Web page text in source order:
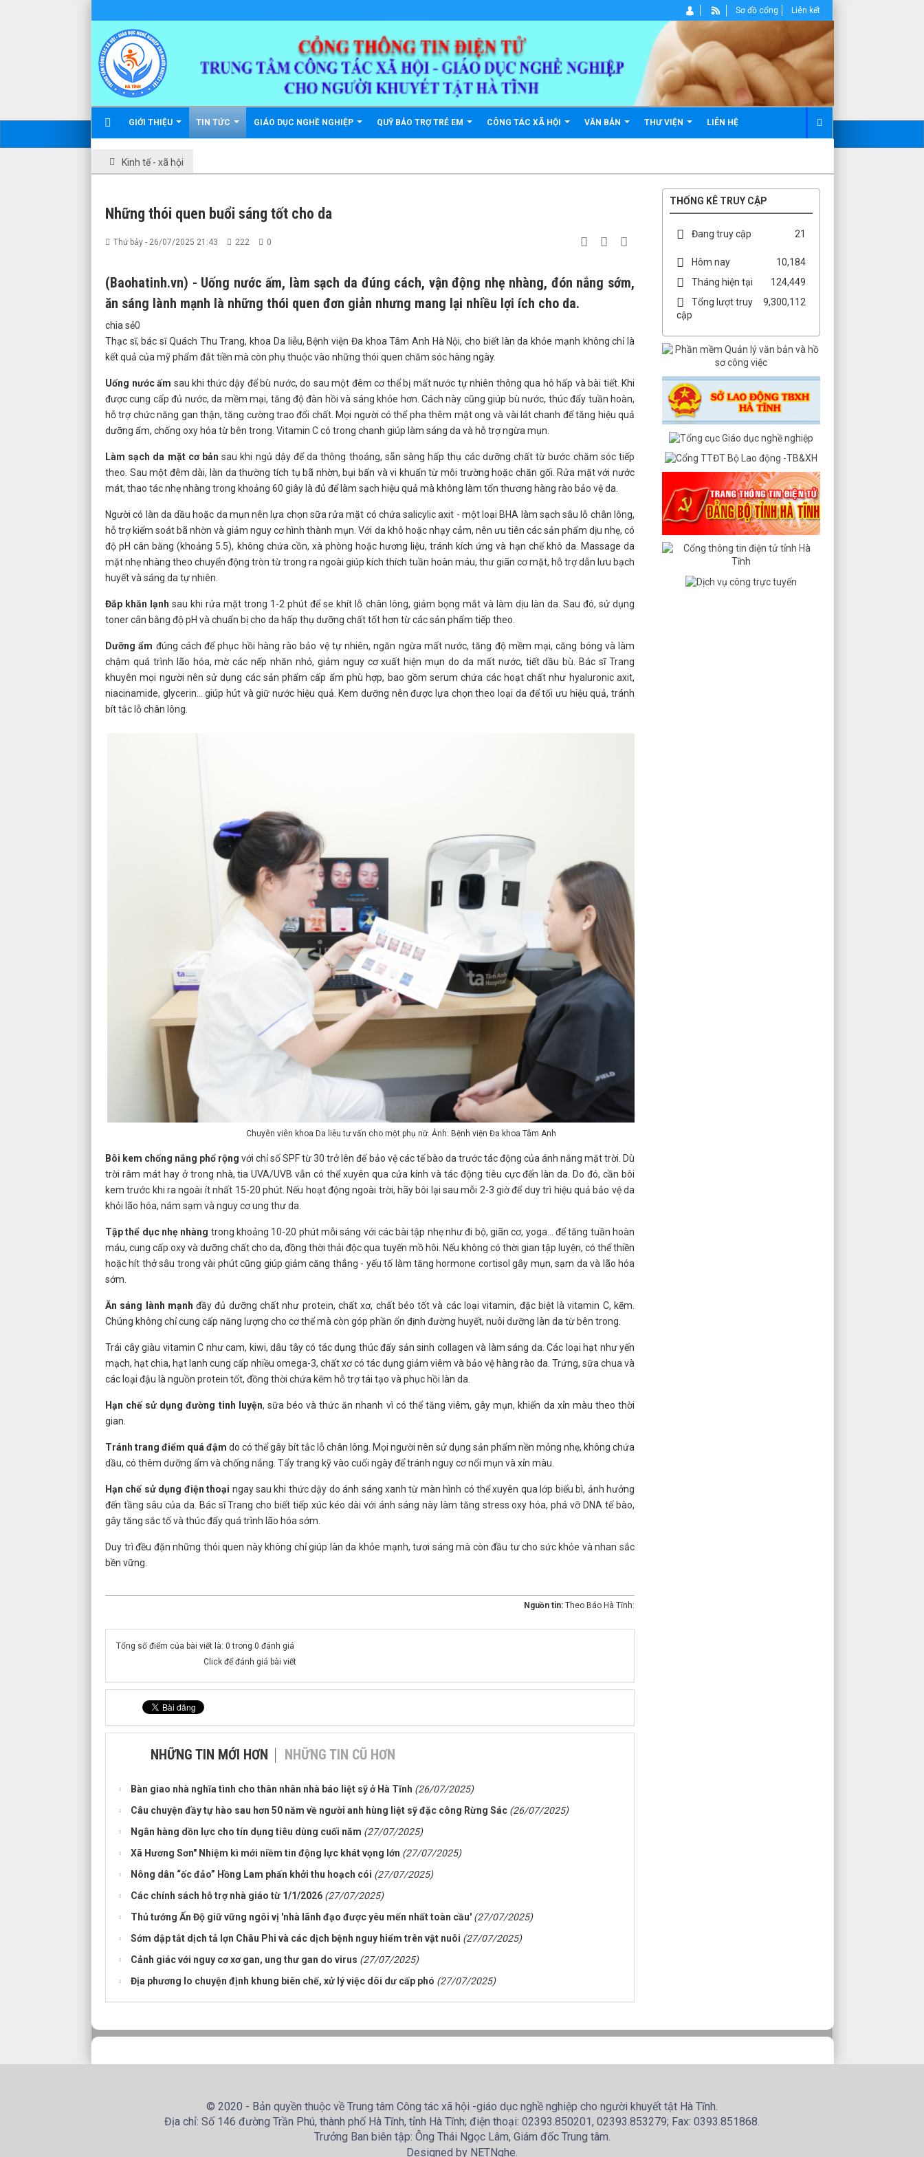
GIỚI THIỆU TIN TỨC GIÁO DỤC NGHỀ NGHIỆP QUỸ BẢO TRỢ TRẺ EM CÔNG TÁC XÃ HỘI VĂN BẢN THƯ VIỆN LIÊN HỆ
Sơ đồ cổng Liên kết
Kinh tế - xã hội
Những thói quen buổi sáng tốt cho da
Thứ bảy - 26/07/2025 21:43 222 0
(Baohatinh.vn) - Uống nước ấm, làm sạch da đúng cách, vận động nhẹ nhàng, đón nắng sớm,
ăn sáng lành mạnh là những thói quen đơn giản nhưng mang lại nhiều lợi ích cho da.
chia sẻ0
Thạc sĩ, bác sĩ Quách Thu Trang, khoa Da liễu, Bệnh viện Đa khoa Tâm Anh Hà Nội, cho biết làn da khỏe mạnh không chỉ là
kết quả của mỹ phẩm đắt tiền mà còn phụ thuộc vào những thói quen chăm sóc hàng ngày.
Uống nước ấm sau khi thức dậy để bù nước, do sau một đêm cơ thể bị mất nước tự nhiên thông qua hô hấp và bài tiết. Khi
được cung cấp đủ nước, da mềm mại, tăng độ đàn hồi và sáng khỏe hơn. Cách này cũng giúp bù nước, thúc đẩy tuần hoàn,
hỗ trợ chức năng gan thận, tăng cường trao đổi chất. Mọi người có thể pha thêm mật ong và vài lát chanh để tăng hiệu quả
dưỡng ẩm, chống oxy hóa từ bên trong. Vitamin C có trong chanh giúp làm sáng da và hỗ trợ ngừa mụn.
Làm sạch da mặt cơ bản sau khi ngủ dậy để da thông thoáng, sẵn sàng hấp thụ các dưỡng chất từ bước chăm sóc tiếp
theo. Sau một đêm dài, làn da thường tích tụ bã nhờn, bụi bẩn và vi khuẩn từ môi trường hoặc chăn gối. Rửa mặt với nước
mát, thao tác nhẹ nhàng trong khoảng 60 giây là đủ để làm sạch hiệu quả mà không làm tổn thương hàng rào bảo vệ da.
Người có làn da dầu hoặc da mụn nên lựa chọn sữa rửa mặt có chứa salicylic axit - một loại BHA làm sạch sâu lỗ chân lông,
hỗ trợ kiểm soát bã nhờn và giảm nguy cơ hình thành mụn. Với da khô hoặc nhạy cảm, nên ưu tiên các sản phẩm dịu nhẹ, có
độ pH cân bằng (khoảng 5.5), không chứa cồn, xà phòng hoặc hương liệu, tránh kích ứng và hạn chế khô da. Massage da
mặt nhẹ nhàng theo chuyển động tròn từ trong ra ngoài giúp kích thích tuần hoàn máu, thư giãn cơ mặt, hỗ trợ dẫn lưu bạch
huyết và sáng da tự nhiên.
Đắp khăn lạnh sau khi rửa mặt trong 1-2 phút để se khít lỗ chân lông, giảm bọng mắt và làm dịu làn da. Sau đó, sử dụng
toner cân bằng độ pH và chuẩn bị cho da hấp thụ dưỡng chất tốt hơn từ các sản phẩm tiếp theo.
Dưỡng ẩm đúng cách để phục hồi hàng rào bảo vệ tự nhiên, ngăn ngừa mất nước, tăng độ mềm mại, căng bóng và làm
chậm quá trình lão hóa, mờ các nếp nhăn nhỏ, giảm nguy cơ xuất hiện mụn do da mất nước, tiết dầu bù. Bác sĩ Trang
khuyên mọi người nên sử dụng các sản phẩm cấp ẩm phù hợp, bao gồm serum chứa các hoạt chất như hyaluronic axit,
niacinamide, glycerin... giúp hút và giữ nước hiệu quả. Kem dưỡng nên được lựa chọn theo loại da để tối ưu hiệu quả, tránh
bít tắc lỗ chân lông.
Chuyên viên khoa Da liễu tư vấn cho một phụ nữ. Ảnh: Bệnh viện Đa khoa Tâm Anh
Bôi kem chống nắng phổ rộng với chỉ số SPF từ 30 trở lên để bảo vệ các tế bào da trước tác động của ánh nắng mặt trời. Dù
trời râm mát hay ở trong nhà, tia UVA/UVB vẫn có thể xuyên qua cửa kính và tác động tiêu cực đến làn da. Do đó, cần bôi
kem trước khi ra ngoài ít nhất 15-20 phút. Nếu hoạt động ngoài trời, hãy bôi lại sau mỗi 2-3 giờ để duy trì hiệu quả bảo vệ da
khỏi lão hóa, nám sạm và nguy cơ ung thư da.
Tập thể dục nhẹ nhàng trong khoảng 10-20 phút mỗi sáng với các bài tập nhẹ như đi bộ, giãn cơ, yoga... để tăng tuần hoàn
máu, cung cấp oxy và dưỡng chất cho da, đồng thời thải độc qua tuyến mồ hôi. Nếu không có thời gian tập luyện, có thể thiền
hoặc hít thở sâu trong vài phút cũng giúp giảm căng thẳng - yếu tố làm tăng hormone cortisol gây mụn, sạm da và lão hóa
sớm.
Ăn sáng lành mạnhđầy đủ dưỡng chất như protein, chất xơ, chất béo tốt và các loại vitamin, đặc biệt là vitamin C, kẽm.
Chúng không chỉ cung cấp năng lượng cho cơ thể mà còn góp phần ổn định đường huyết, nuôi dưỡng làn da từ bên trong.
Trái cây giàu vitamin C như cam, kiwi, dâu tây có tác dụng thúc đẩy sản sinh collagen và làm sáng da. Các loại hạt như yến
mạch, hạt chia, hạt lanh cung cấp nhiều omega-3, chất xơ có tác dụng giảm viêm và bảo vệ hàng rào da. Trứng, sữa chua và
các loại đậu là nguồn protein tốt, đồng thời chứa kẽm hỗ trợ tái tạo và phục hồi làn da.
Hạn chế sử dụng đường tinh luyện, sữa béo và thức ăn nhanh vì có thể tăng viêm, gây mụn, khiến da xỉn màu theo thời
gian.
Tránh trang điểm quá đậm do có thể gây bít tắc lỗ chân lông. Mọi người nên sử dụng sản phẩm nền mỏng nhẹ, không chứa
dầu, có thêm dưỡng ẩm và chống nắng. Tẩy trang kỹ vào cuối ngày để tránh nguy cơ nổi mụn và xỉn màu.
Hạn chế sử dụng điện thoại ngay sau khi thức dậy do ánh sáng xanh từ màn hình có thể xuyên qua lớp biểu bì, ảnh hưởng
đến tầng sâu của da. Bác sĩ Trang cho biết tiếp xúc kéo dài với ánh sáng này làm tăng stress oxy hóa, phá vỡ DNA tế bào,
gây tăng sắc tố và thúc đẩy quá trình lão hóa sớm.
Duy trì đều đặn những thói quen này không chỉ giúp làn da khỏe mạnh, tươi sáng mà còn đầu tư cho sức khỏe và nhan sắc
bền vững.
Nguồn tin: Theo Báo Hà Tĩnh:
Tổng số điểm của bài viết là: 0 trong 0 đánh giá
Click để đánh giá bài viết
NHỮNG TIN MỚI HƠN NHỮNG TIN CŨ HƠN
Bàn giao nhà nghĩa tình cho thân nhân nhà báo liệt sỹ ở Hà Tĩnh (26/07/2025)
Câu chuyện đầy tự hào sau hơn 50 năm về người anh hùng liệt sỹ đặc công Rừng Sác (26/07/2025)
Ngân hàng dồn lực cho tín dụng tiêu dùng cuối năm (27/07/2025)
Xã Hương Sơn" Nhiệm kì mới niềm tin động lực khát vọng lớn (27/07/2025)
Nông dân “ốc đảo” Hồng Lam phấn khởi thu hoạch cói (27/07/2025)
Các chính sách hỗ trợ nhà giáo từ 1/1/2026 (27/07/2025)
Thủ tướng Ấn Độ giữ vững ngôi vị 'nhà lãnh đạo được yêu mến nhất toàn cầu' (27/07/2025)
Sớm dập tắt dịch tả lợn Châu Phi và các dịch bệnh nguy hiểm trên vật nuôi (27/07/2025)
Cảnh giác với nguy cơ xơ gan, ung thư gan do virus (27/07/2025)
Địa phương lo chuyện định khung biên chế, xử lý việc dôi dư cấp phó (27/07/2025)
THỐNG KÊ TRUY CẬP
Đang truy cập 21
Hôm nay
10,184
Tháng hiện tại
124,449
Tổng lượt truy
cập
9,300,112
© 2020 - Bản quyền thuộc về Trung tâm Công tác xã hội -giáo dục nghề nghiệp cho người khuyết tật Hà Tĩnh.
Địa chỉ: Số 146 đường Trần Phú, thành phố Hà Tĩnh, tỉnh Hà Tĩnh; điện thoại: 02393.850201, 02393.853279; Fax: 0393.851868.
Trưởng Ban biên tập: Ông Thái Ngọc Lâm, Giám đốc Trung tâm.
Designed by NETNghe.